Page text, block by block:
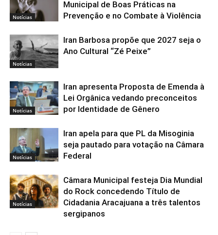
Notícias
Municipal de Boas Práticas na
Prevenção e no Combate à Violência
Notícias
Iran Barbosa propõe que 2027 seja o
Ano Cultural “Zé Peixe”
Notícias
Iran apresenta Proposta de Emenda à
Lei Orgânica vedando preconceitos
por Identidade de Gênero
Notícias
Iran apela para que PL da Misoginia
seja pautado para votação na Câmara
Federal
Notícias
Câmara Municipal festeja Dia Mundial
do Rock concedendo Título de
Cidadania Aracajuana a três talentos
sergipanos